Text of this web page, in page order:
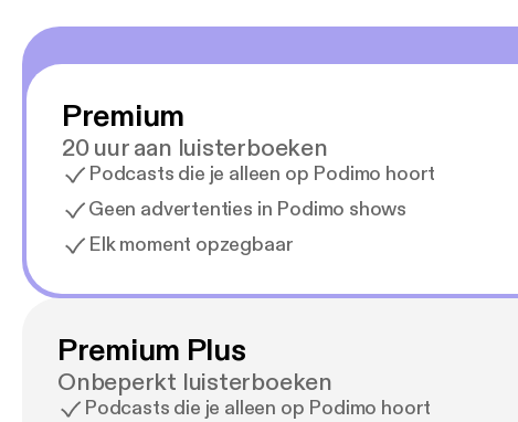
Premium
20 uur aan luisterboeken
Podcasts die je alleen op Podimo hoort
Geen advertenties in Podimo shows
Elk moment opzegbaar
Premium Plus
Onbeperkt luisterboeken
Podcasts die je alleen op Podimo hoort